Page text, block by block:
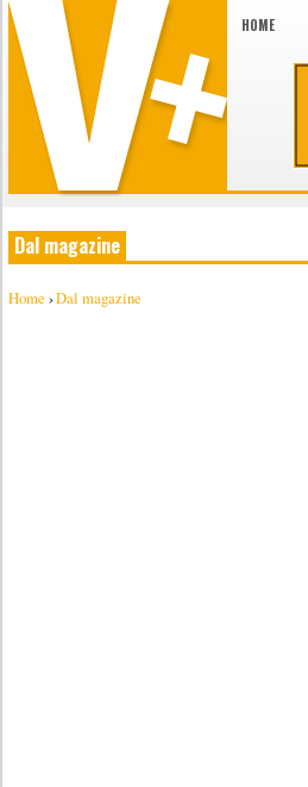
HOME
Dal magazine
Home ›Dal magazine